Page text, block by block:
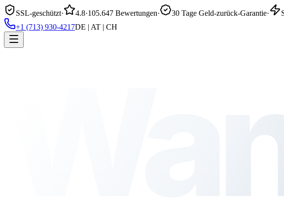
SSL-geschützt· 4.8·105.647 Bewertungen· 30 Tage Geld-zurück-Garantie·
+1 (713) 930-4217DE | AT | CH